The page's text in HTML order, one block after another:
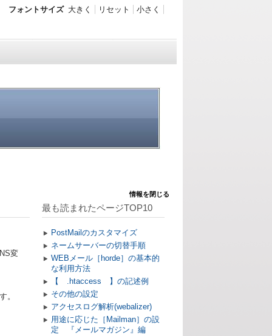
フォントサイズ 大きく リセット 小さく
変
。
情報を閉じる
最も読まれたページTOP10
PostMailのカスタマイズ
ネームサーバーの切替手順
WEBメール［horde］の基本的
な利用方法
【 .htaccess 】の記述例
その他の設定
アクセスログ解析(webalizer)
用途に応じた［Mailman］の設
定 『メールマガジン』編